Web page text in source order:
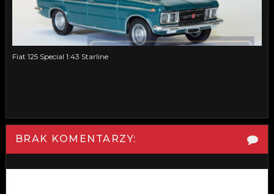
Fiat 125 Special 1:43 Starline
BRAK KOMENTARZY: